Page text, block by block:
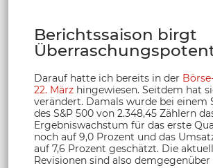
Berichtssaison birgt
Darauf hatte ich bereits in der
22. März hingewiesen. Seitdem hat
verändert. Damals wurde bei einem
des S&P 500 von 2.348,45 Zählern
Ergebniswachstum für das erste
noch auf 9,0 Prozent und das
auf 7,6 Prozent geschätzt. Die
Revisionen sind also